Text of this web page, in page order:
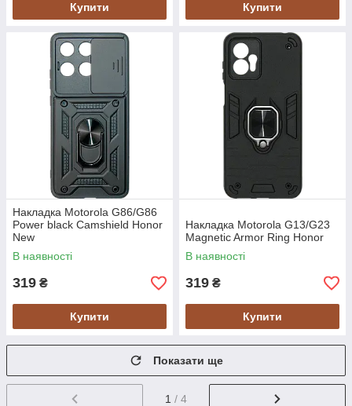
Купити Купити
Накладка Motorola G86/G86
Power black Camshield Honor
New
В наявності
319 ₴
Купити
Накладка Motorola G13/G23
Magnetic Armor Ring Honor
В наявності
319 ₴
Купити
Показати ще
1 / 4